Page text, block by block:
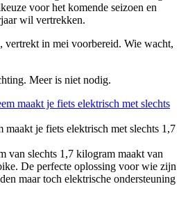
voor het komende seizoen en
wil vertrekken.
vertrekt in mei voorbereid. Wie wacht,
Meer is niet nodig.
maakt je fiets elektrisch met slechts 1,7
van slechts 1,7 kilogram maakt van
De perfecte oplossing voor wie zijn
maar toch elektrische ondersteuning